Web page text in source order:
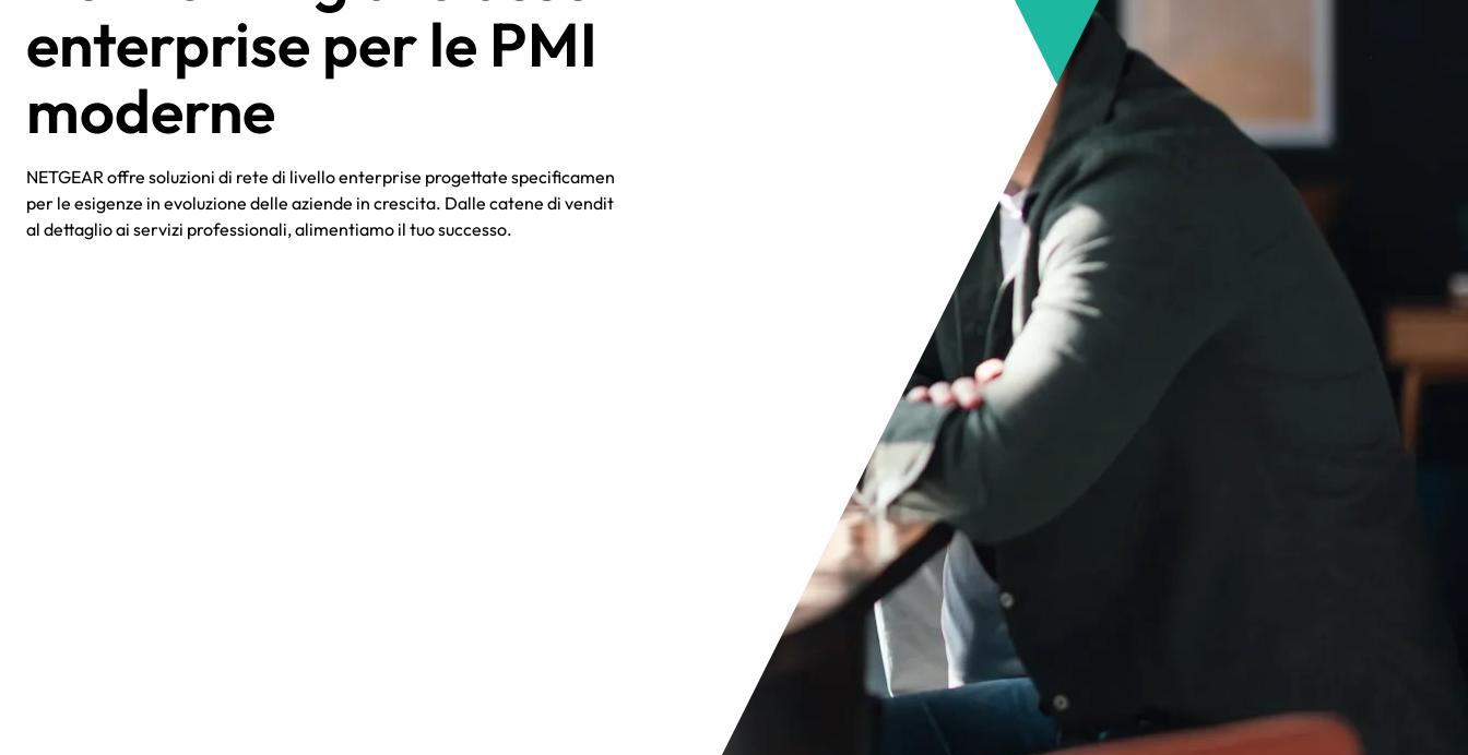
enterprise per le PMI
moderne​
NETGEAR offre soluzioni di rete di livello enterprise progettate specificamente
per le esigenze in evoluzione delle aziende in crescita. Dalle catene di vendita
al dettaglio ai servizi professionali, alimentiamo il tuo successo.​